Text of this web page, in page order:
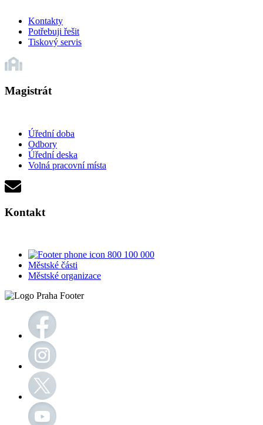
Kontakty
Potřebuji řešit
Tiskový servis
Magistrát
Úřední doba
Odbory
Úřední deska
Volná pracovní místa
Kontakt
800 100 000
Městské části
Městské organizace